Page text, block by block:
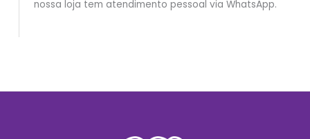
nossa loja tem atendimento pessoal via WhatsApp.